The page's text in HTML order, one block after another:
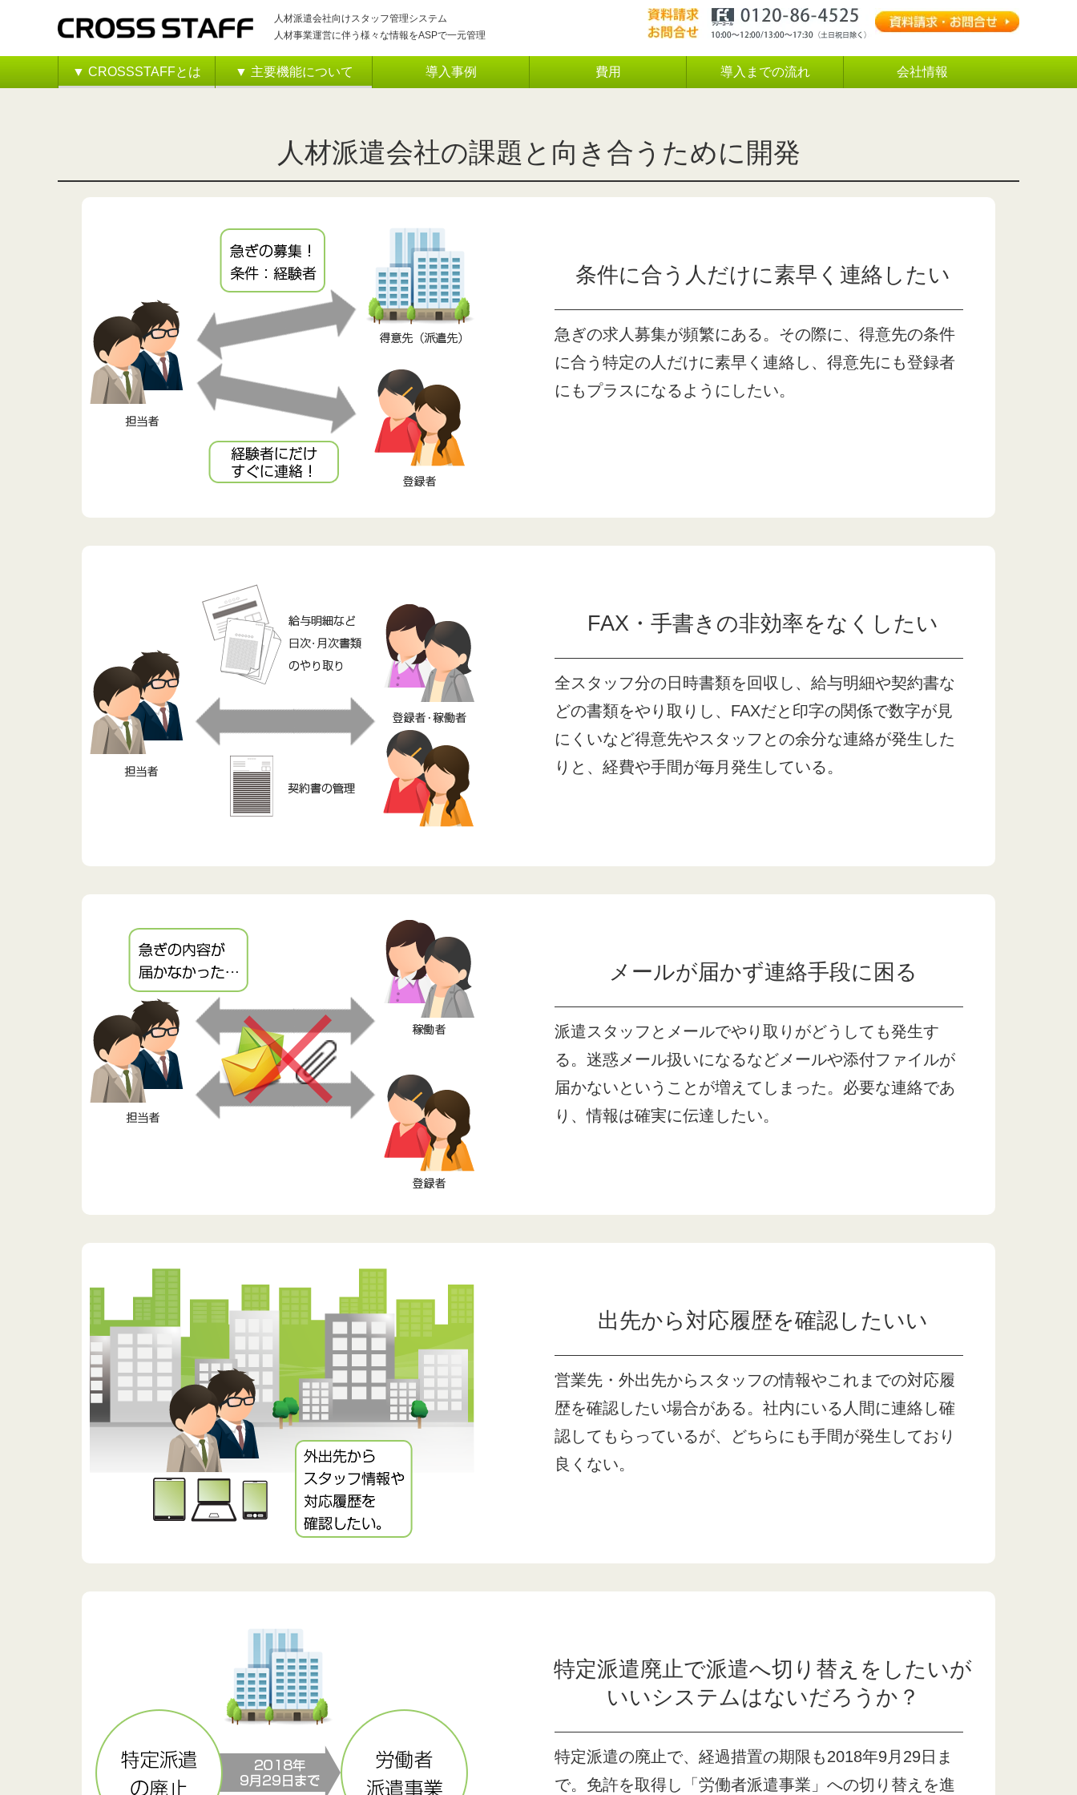
人材派遣会社向けスタッフ管理システム
人材事業運営に伴う様々な情報をASPで一元管理
▼ CROSSSTAFFとは ▼ 主要機能について
派遣契約書の作成・台帳管理
対応履歴
ビジネスチャット アプリ
外部連携サービス（クラウドサイン連携・API連携）
導入事例 費用 導入までの流れ 会社情報
人材派遣会社向けスタッフ管理システム TOP 雇用形態別活用例
人材派遣会社の課題と向き合うために開発
条件に合う人だけに素早く連絡したい
急ぎの求人募集が頻繁にある。その際に、得意先の条件
に合う特定の人だけに素早く連絡し、得意先にも登録者
にもプラスになるようにしたい。
FAX・手書きの非効率をなくしたい
全スタッフ分の日時書類を回収し、給与明細や契約書な
どの書類をやり取りし、FAXだと印字の関係で数字が見
にくいなど得意先やスタッフとの余分な連絡が発生した
りと、経費や手間が毎月発生している。
メールが届かず連絡手段に困る
派遣スタッフとメールでやり取りがどうしても発生す
る。迷惑メール扱いになるなどメールや添付ファイルが
届かないということが増えてしまった。必要な連絡であ
り、情報は確実に伝達したい。
出先から対応履歴を確認したいい
営業先・外出先からスタッフの情報やこれまでの対応履
歴を確認したい場合がある。社内にいる人間に連絡し確
認してもらっているが、どちらにも手間が発生しており
良くない。
特定派遣廃止で派遣へ切り替えをしたいが
いいシステムはないだろうか？
特定派遣の廃止で、経過措置の期限も2018年9月29日ま
で。免許を取得し「労働者派遣事業」への切り替えを進